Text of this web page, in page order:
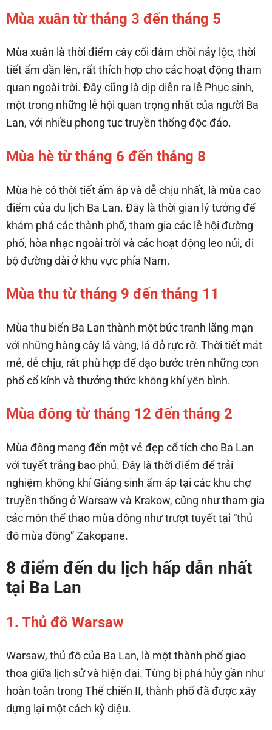
Mùa xuân từ tháng 3 đến tháng 5
Mùa xuân là thời điểm cây cối đâm chồi nảy lộc, thời
tiết ấm dần lên, rất thích hợp cho các hoạt động tham
quan ngoài trời. Đây cũng là dịp diễn ra lễ Phục sinh,
một trong những lễ hội quan trọng nhất của người Ba
Lan, với nhiều phong tục truyền thống độc đáo.
Mùa hè từ tháng 6 đến tháng 8
Mùa hè có thời tiết ấm áp và dễ chịu nhất, là mùa cao
điểm của du lịch Ba Lan. Đây là thời gian lý tưởng để
khám phá các thành phố, tham gia các lễ hội đường
phố, hòa nhạc ngoài trời và các hoạt động leo núi, đi
bộ đường dài ở khu vực phía Nam.
Mùa thu từ tháng 9 đến tháng 11
Mùa thu biến Ba Lan thành một bức tranh lãng mạn
với những hàng cây lá vàng, lá đỏ rực rỡ. Thời tiết mát
mẻ, dễ chịu, rất phù hợp để dạo bước trên những con
phố cổ kính và thưởng thức không khí yên bình.
Mùa đông từ tháng 12 đến tháng 2
Mùa đông mang đến một vẻ đẹp cổ tích cho Ba Lan
với tuyết trắng bao phủ. Đây là thời điểm để trải
nghiệm không khí Giáng sinh ấm áp tại các khu chợ
truyền thống ở Warsaw và Krakow, cũng như tham gia
các môn thể thao mùa đông như trượt tuyết tại “thủ
đô mùa đông” Zakopane.
8 điểm đến du lịch hấp dẫn nhất
tại Ba Lan
1. Thủ đô Warsaw
Warsaw, thủ đô của Ba Lan, là một thành phố giao
thoa giữa lịch sử và hiện đại. Từng bị phá hủy gần như
hoàn toàn trong Thế chiến II, thành phố đã được xây
dựng lại một cách kỳ diệu.